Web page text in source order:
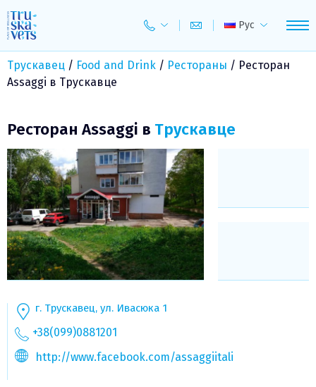
to
content
Рус
Трускавец / Food and Drink / Рестораны / Ресторан
Assaggi в Трускавце
Ресторан Assaggi в Трускавце
г. Трускавец, ул. Ивасюка 1
+38(099)0881201
http://www.facebook.com/assaggiitali